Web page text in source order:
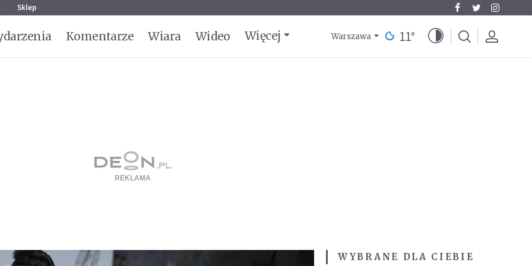
Sklep
Komentarze Wiara Wideo Więcej Warszawa 11°
WYBRANE DLA CIEBIE